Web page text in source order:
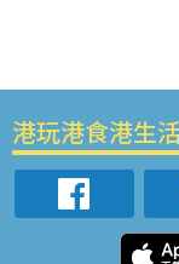
港玩港食港生